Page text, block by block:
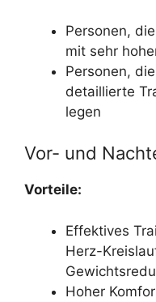
Personen,
mit sehr
Personen,
detaillierte
legen
Vor- und
Vorteile:
Effektives
Herz-
Hoher